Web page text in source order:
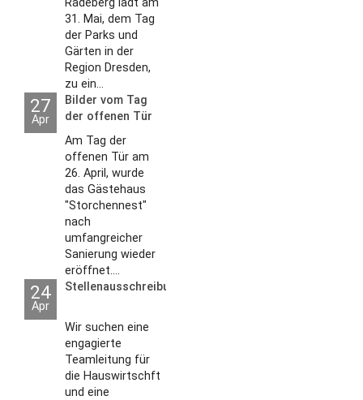
31. Mai, dem Tag
der Parks und
Gärten in der
Region Dresden,
zu ein...
27
Apr
Bilder vom Tag
der offenen Tür
2026
Am Tag der
offenen Tür am
26. April, wurde
das Gästehaus
"Storchennest"
nach
umfangreicher
Sanierung wieder
eröffnet....
24
Apr
Stellenausschreibungen
Wir suchen eine
engagierte
Teamleitung für
die Hauswirtschft
und eine